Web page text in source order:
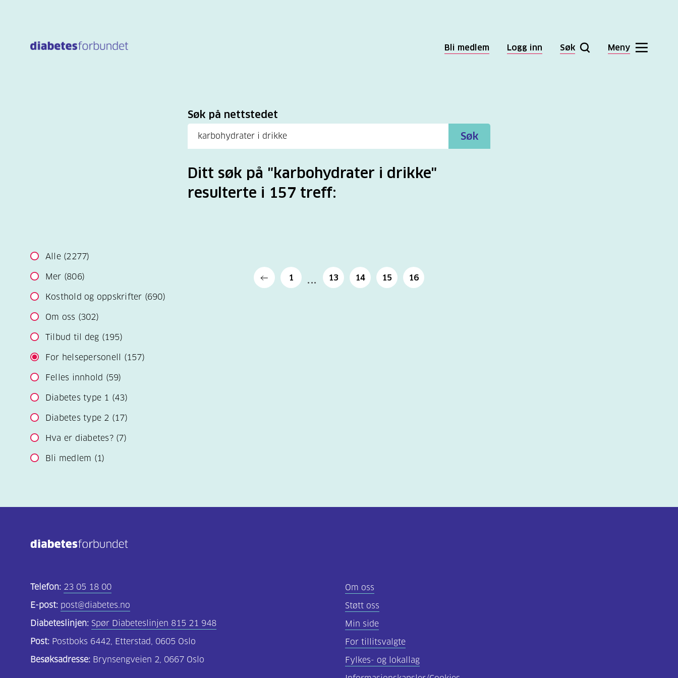
Bli medlem Logg inn Søk Meny
Søk
Søk på nettstedet
Søk
Ditt søk på "karbohydrater i drikke"
resulterte i 157 treff:
Alle (2277)
Mer (806)
Kosthold og oppskrifter (690)
Om oss (302)
Tilbud til deg (195)
For helsepersonell (157)
Felles innhold (59)
Diabetes type 1 (43)
Diabetes type 2 (17)
Hva er diabetes? (7)
Bli medlem (1)
1 13 14 15 16
Telefon: 23 05 18 00
E-post: post@diabetes.no
Diabeteslinjen: Spør Diabeteslinjen 815 21 948
Post: Postboks 6442, Etterstad, 0605 Oslo
Besøksadresse: Brynsengveien 2, 0667 Oslo
Om oss
Støtt oss
Min side
For tillitsvalgte
Fylkes- og lokallag